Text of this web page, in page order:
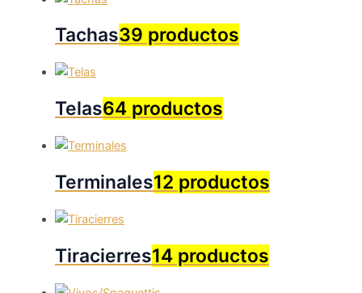
Tachas39 productos
Telas64 productos
Terminales12 productos
Tiracierres14 productos